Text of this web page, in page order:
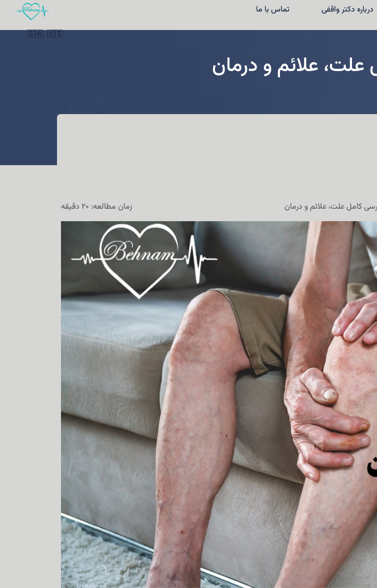
درباره دکتر واقفی
تماس با ما
🇺🇸
🇸🇦
علت، علائم و درمان
زمان مطالعه: 20 دقیقه کامل علت، علائم و درمان